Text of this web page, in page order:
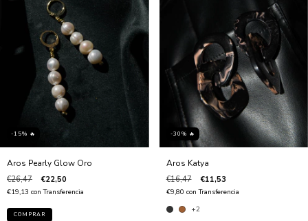
-15% 🔥
Aros Pearly Glow Oro
€26,47 €22,50
€19,13 con Transferencia
-30% 🔥
Aros Katya
€16,47 €11,53
€9,80 con Transferencia
+2